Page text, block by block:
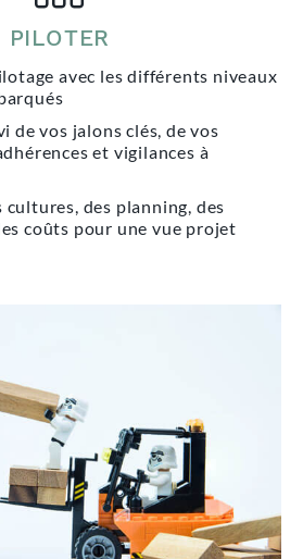
PILOTER
avec les différents niveaux
de vos jalons clés, de vos
et vigilances à
cultures, des planning, des
coûts pour une vue projet